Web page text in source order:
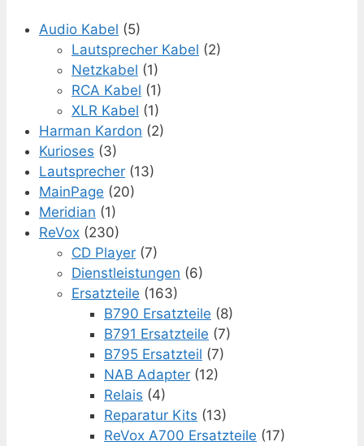
Audio Kabel (5)
Lautsprecher Kabel (2)
Netzkabel (1)
RCA Kabel (1)
XLR Kabel (1)
Harman Kardon (2)
Kurioses (3)
Lautsprecher (13)
MainPage (20)
Meridian (1)
ReVox (230)
CD Player (7)
Dienstleistungen (6)
Ersatzteile (163)
B790 Ersatzteile (8)
B791 Ersatzteile (7)
B795 Ersatzteil (7)
NAB Adapter (12)
Relais (4)
Reparatur Kits (13)
ReVox A700 Ersatzteile (17)